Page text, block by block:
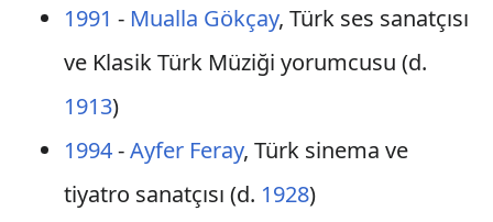
1991 - Mualla Gökçay, Türk ses sanatçısı
ve Klasik Türk Müziği yorumcusu (d.
1913)
1994-Ayfer Feray, Türk sinema ve
tiyatro sanatçısı (d. 1928)